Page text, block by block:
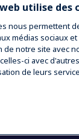
de vente
utilise des
nous permettent
médias sociaux
de notre site avec
ci avec
de leurs